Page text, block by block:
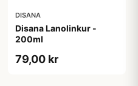
DISANA
Disana Lanolinkur -
200ml
79,00 kr